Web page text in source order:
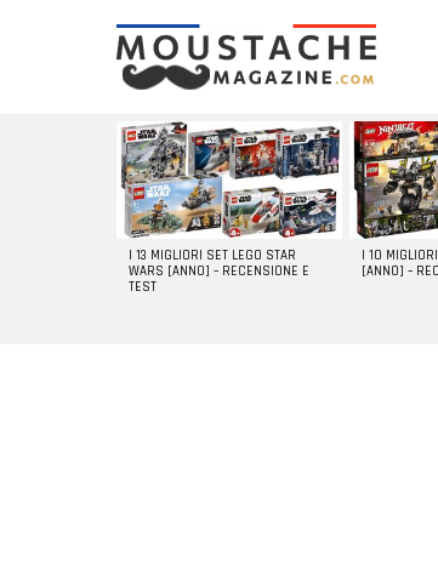
LATEST
STORIES
I 13 MIGLIORI SET LEGO STAR
WARS [ANNO] – RECENSIONE E
TEST
I 10
[ANNO] –